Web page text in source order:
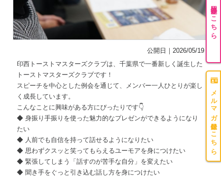
公開日｜2026/05/19
印西トーストマスターズクラブは、千葉県で一番新しく誕生した
トーストマスターズクラブです！
スピーチを中心とした例会を通じて、メンバー一人ひとりが楽し
く成長しています。
こんなことに興味がある方にぴったりです👇
◆ 身振り手振りを使った魅力的なプレゼンができるようになり
たい
◆ 人前でも自信を持って話せるようになりたい
◆ 思わずクスッと笑ってもらえるユーモアを身につけたい
◆ 緊張してしまう「話すのが苦手な自分」を変えたい
◆ 聞き手をぐっと引き込む話し方を身につけたい
団体登録はこちら
メルマガ登録はこちら